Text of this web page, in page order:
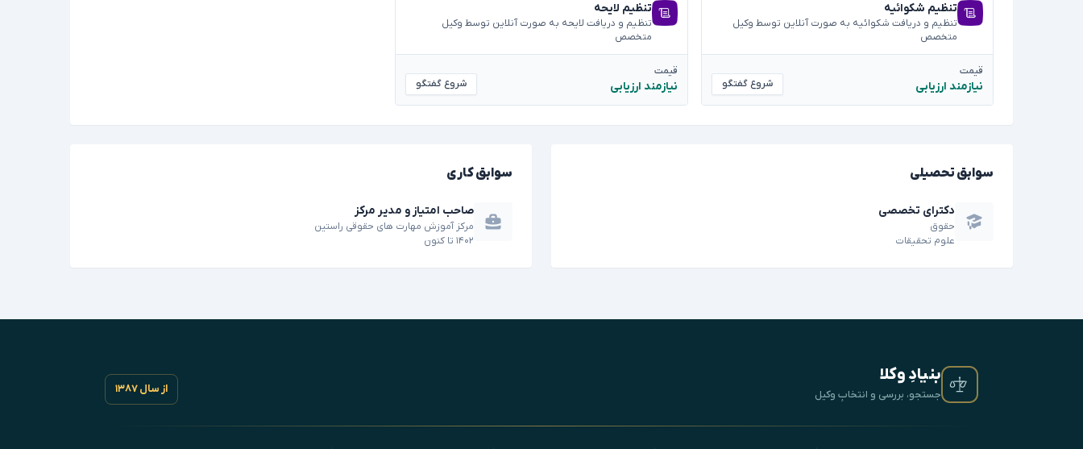
تنظیم شکوائیه
تنظیم و دریافت شکوائیه به صورت آنلاین توسط وکیل
متخصص
قیمت
نیازمند ارزیابی شروع گفتگو
تنظیم لایحه
تنظیم و دریافت لایحه به صورت آنلاین توسط وکیل
متخصص
قیمت
نیازمند ارزیابی شروع گفتگو
سوابق تحصیلی
دکترای تخصصی
حقوق
علوم تحقیقات
سوابق کاری
صاحب امتیاز و مدیر مرکز
مرکز آموزش مهارت های حقوقی راستین
۱۴۰۲ تا کنون
بنیادِ وکلا
جستجو، بررسی و انتخابِ وکیل از سال ۱۳۸۷